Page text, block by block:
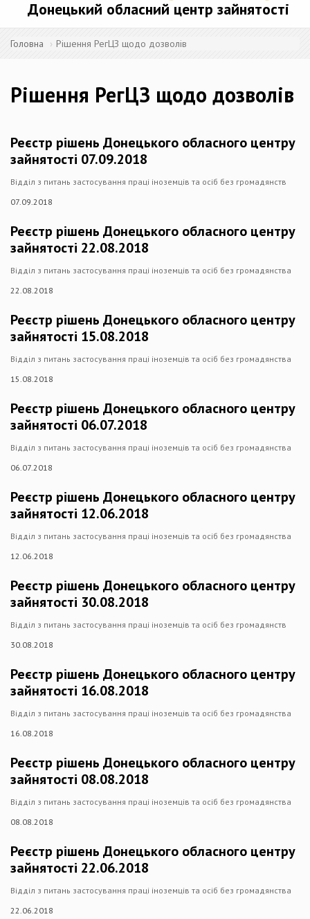
Донецький обласний центр зайнятості
Головна Рішення РегЦЗ щодо дозволів
Рішення РегЦЗ щодо дозволів
Реєстр рішень Донецького обласного центру
зайнятості 07.09.2018
Відділ з питань застосування праці іноземців та осіб без громадянств
07.09.2018
Реєстр рішень Донецького обласного центру
зайнятості 22.08.2018
Відділ з питань застосування праці іноземців та осіб без громадянства
22.08.2018
Реєстр рішень Донецького обласного центру
зайнятості 15.08.2018
Відділ з питань застосування праці іноземців та осіб без громадянства
15.08.2018
Реєстр рішень Донецького обласного центру
зайнятості 06.07.2018
Відділ з питань застосування праці іноземців та осіб без громадянства
06.07.2018
Реєстр рішень Донецького обласного центру
зайнятості 12.06.2018
Відділ з питань застосування праці іноземців та осіб без громадянства
12.06.2018
Реєстр рішень Донецького обласного центру
зайнятості 30.08.2018
Відділ з питань застосування праці іноземців та осіб без громадянств
30.08.2018
Реєстр рішень Донецького обласного центру
зайнятості 16.08.2018
Відділ з питань застосування праці іноземців та осіб без громадянства
16.08.2018
Реєстр рішень Донецького обласного центру
зайнятості 08.08.2018
Відділ з питань застосування праці іноземців та осіб без громадянства
08.08.2018
Реєстр рішень Донецького обласного центру
зайнятості 22.06.2018
Відділ з питань застосування праці іноземців та осіб без громадянства
22.06.2018